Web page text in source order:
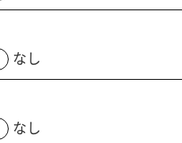
なし
なし